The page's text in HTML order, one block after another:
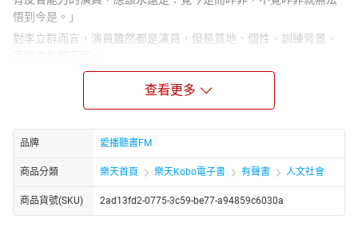
悟到今是。」
對李立群而言，演員雖然都是演員，但是質地、個性、訓練背景、
對李立群而言，一個戲的目標不見了，演員就不容易駕馭角色了，
非？
帶你進入《李立群的演員心經》，欣賞這場執迷無悔的人生大戲。
播講介紹：
李立群
電影、電視、舞台劇、廣告全方位演員。
查看更多
品牌 愛播聽書FM
商品分類 樂天首頁 樂天Kobo電子書 有聲書 人文社會
商品貨號(SKU) 2ad13fd2-0775-3c59-be77-a94859c6030a